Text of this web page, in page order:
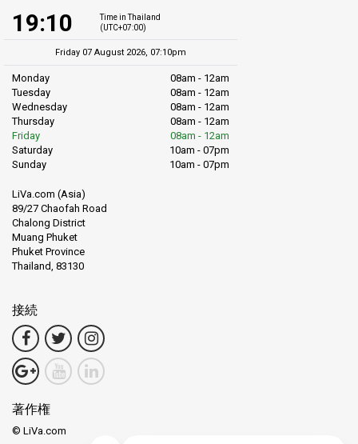
19:10
Time in Thailand
(UTC+07:00)
Friday 07 August 2026, 07:10pm
Monday
08am - 12am
Tuesday
08am - 12am
Wednesday
08am - 12am
Thursday
08am - 12am
Friday
08am - 12am
Saturday
10am - 07pm
Sunday
10am - 07pm
LiVa.com (Asia)
89/27 Chaofah Road
Chalong District
Muang Phuket
Phuket Province
Thailand, 83130
接続
著作権
© LiVa.com